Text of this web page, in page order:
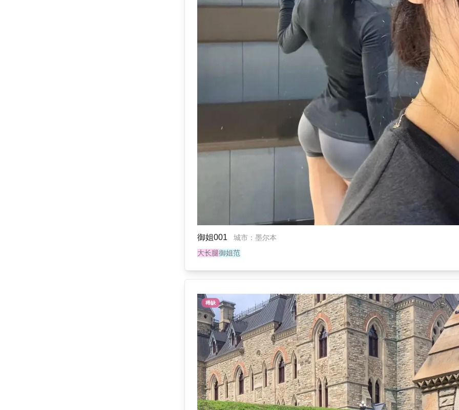
御姐001 城市 ： 墨尔本
大长腿御姐范
稀缺